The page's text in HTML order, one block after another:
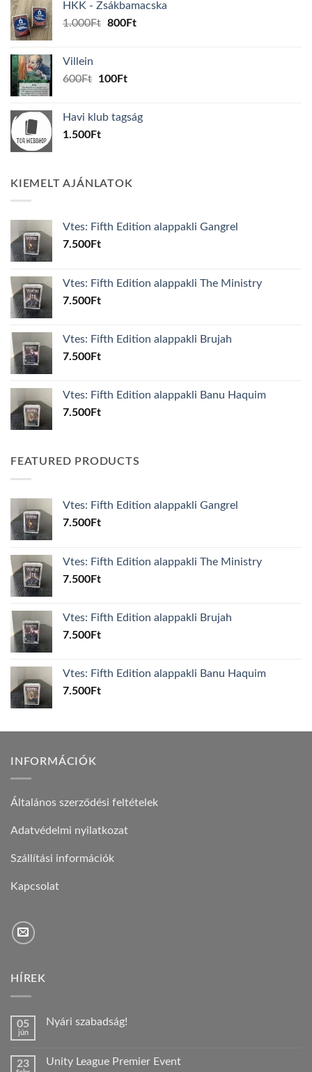
160Ft.150Ft.
HKK - Zsákbamacska
1.000Ft Original
800FtCurrent
Villein
600Ft
Original
600Ft.
100FtCurrent
100Ft.
Havi klub tagság
1.500Ft
KIEMELT AJÁNLATOK
Vtes: Fifth Edition alappakli Gangrel
7.500Ft
Vtes: Fifth Edition alappakli The Ministry
7.500Ft
Vtes: Fifth Edition alappakli Brujah
7.500Ft
Vtes: Fifth Edition alappakli Banu Haquim
7.500Ft
FEATURED PRODUCTS
Vtes: Fifth Edition alappakli Gangrel
7.500Ft
Vtes: Fifth Edition alappakli The Ministry
7.500Ft
Vtes: Fifth Edition alappakli Brujah
7.500Ft
Vtes: Fifth Edition alappakli Banu Haquim
7.500Ft
INFORMÁCIÓK
Általános szerződési feltételek
Adatvédelmi nyilatkozat
Szállítási információk
Kapcsolat
HÍREK
05
jún
Nyári szabadság!
Nyári
23 Unity League Premier Event